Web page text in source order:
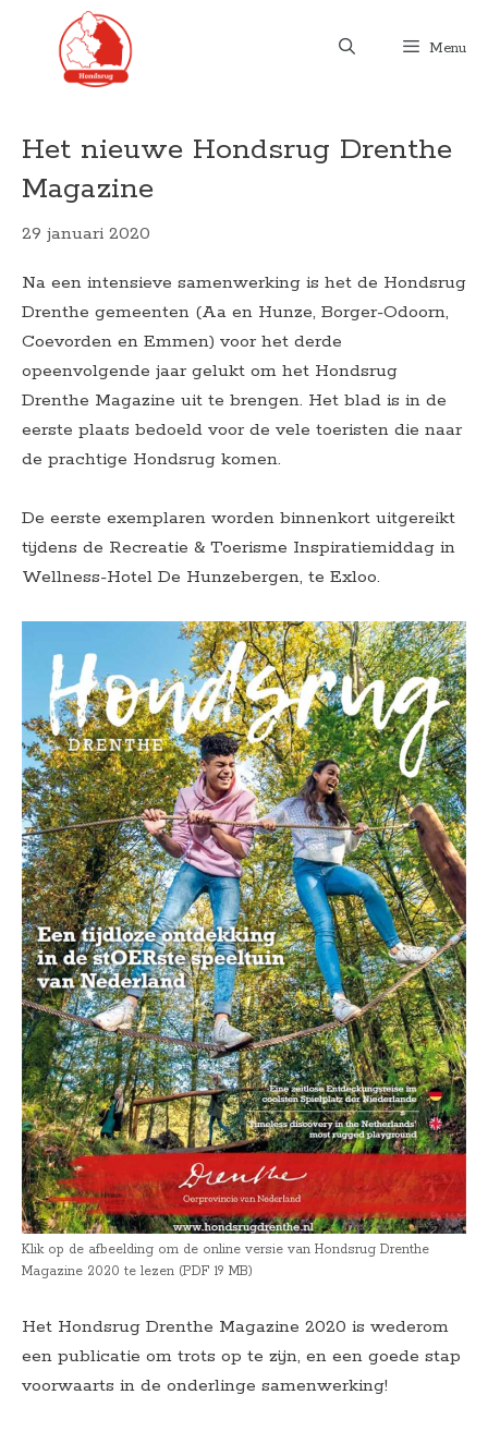
Menu
Het nieuwe Hondsrug Drenthe
Magazine
29 januari 2020
Na een intensieve samenwerking is het de Hondsrug
Drenthe gemeenten (Aa en Hunze, Borger-Odoorn,
Coevorden en Emmen) voor het derde
opeenvolgende jaar gelukt om het Hondsrug
Drenthe Magazine uit te brengen. Het blad is in de
eerste plaats bedoeld voor de vele toeristen die naar
de prachtige Hondsrug komen.
De eerste exemplaren worden binnenkort uitgereikt
tijdens de Recreatie & Toerisme Inspiratiemiddag in
Wellness-Hotel De Hunzebergen, te Exloo.
Klik op de afbeelding om de online versie van Hondsrug Drenthe
Magazine 2020 te lezen (PDF 19 MB)
Het Hondsrug Drenthe Magazine 2020 is wederom
een publicatie om trots op te zijn, en een goede stap
voorwaarts in de onderlinge samenwerking!